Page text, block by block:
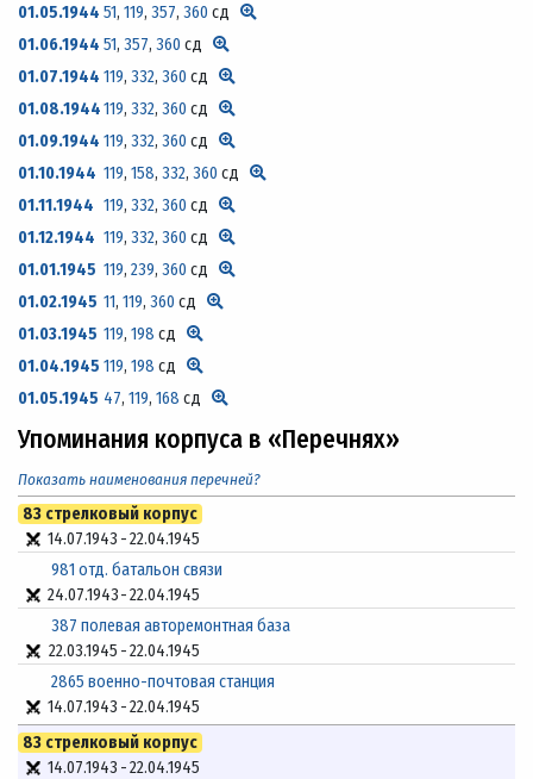
01.05.1944 51,119,357,360 сд
01.06.1944 51,357,360 сд
01.07.1944 119,332,360 сд
01.08.1944119,332,360 сд
01.09.1944 119,332,360 сд
01.10.1944 119,158,332,360 сд
01.11.1944 119,332,360 сд
01.12.1944 119,332,360 сд
01.01.1945 119,239,360 сд
01.02.1945 11,119,360 сд
01.03.1945 119,198 сд
01.04.1945 119,198 сд
01.05.1945 47,119,168 сд
Упоминания корпуса в «Перечнях»
Показать наименования перечней?
83 стрелковый корпус
14.07.1943 -22.04.1945
981 отд. батальон связи
24.07.1943-22.04.1945
387 полевая авторемонтная база
22.03.1945 -22.04.1945
2865 военно-почтовая станция
14.07.1943 -22.04.1945
83 стрелковый корпус
14.07.1943 -22.04.1945